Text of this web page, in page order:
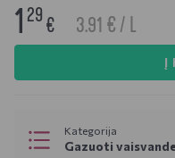
1 29€ 3.91 € / L
Į
Kategorija
Gazuoti